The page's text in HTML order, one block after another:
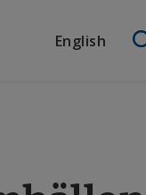
English